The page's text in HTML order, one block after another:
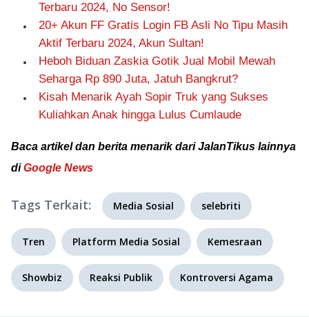
Terbaru 2024, No Sensor!
20+ Akun FF Gratis Login FB Asli No Tipu Masih
Aktif Terbaru 2024, Akun Sultan!
Heboh Biduan Zaskia Gotik Jual Mobil Mewah
Seharga Rp 890 Juta, Jatuh Bangkrut?
Kisah Menarik Ayah Sopir Truk yang Sukses
Kuliahkan Anak hingga Lulus Cumlaude
Baca artikel dan berita menarik dari JalanTikus lainnya
diGoogle News
Tags Terkait: Media Sosial selebriti
Tren Platform Media Sosial Kemesraan
Showbiz Reaksi Publik Kontroversi Agama